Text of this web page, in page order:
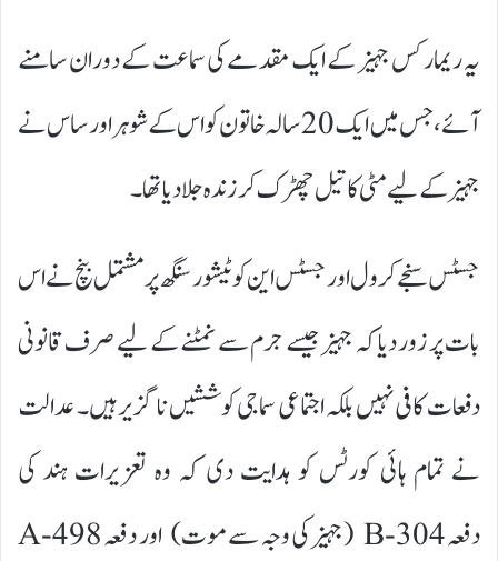
یہ ریمارکس جہیز کے ایک مقدمے کی سماعت کے دوران سامنے
آئے، جس میں ایک 20 سالہ خاتون کو اس کے شوہر اور ساس نے
جہیز کے لیے مٹی کا تیل چھڑک کر زندہ جلا دیا تھا۔
جسٹس سنجے کرول اور جسٹس این کوٹیشور سنگھ پر مشتمل بنچ نے اس
بات پر زور دیا کہ جہیز جیسے جرم سے نمٹنے کے لیے صرف قانونی
دفعات کافی نہیں بلکہ اجتماعی سماجی کوششیں ناگزیر ہیں۔ عدالت
نے تمام ہائی کورٹس کو ہدایت دی کہ وہ تعزیرات ہند کی
دفعہ 304-B (جہیز کی وجہ سے موت) اور دفعہ 498-A